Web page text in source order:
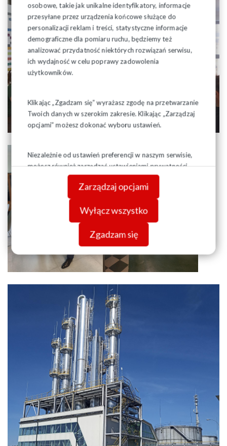
osobowe, takie jak unikalne identyfikatory, informacje
przesyłane przez urządzenia końcowe służące do
personalizacji reklam i treści, statystyczne informacje
demograficzne dla pomiaru ruchu, będziemy też
analizować przydatność niektórych rozwiązań serwisu,
ich wydajność w celu poprawy zadowolenia
użytkowników.
Klikając „Zgadzam się” wyrażasz zgodę na przetwarzanie
Twoich danych w szerokim zakresie. Klikając „Zarządzaj
opcjami” możesz dokonać wyboru ustawień.
Niezależnie od ustawień preferencji w naszym serwisie,
możesz również zarządzać ustawieniami prywatności
swojej przeglądarki. Więcej informacji o przetwarzaniu
danych znajdziesz wPolityce prywatności.
Zarządzaj opcjami
Wyłącz wszystko
Zgadzam się